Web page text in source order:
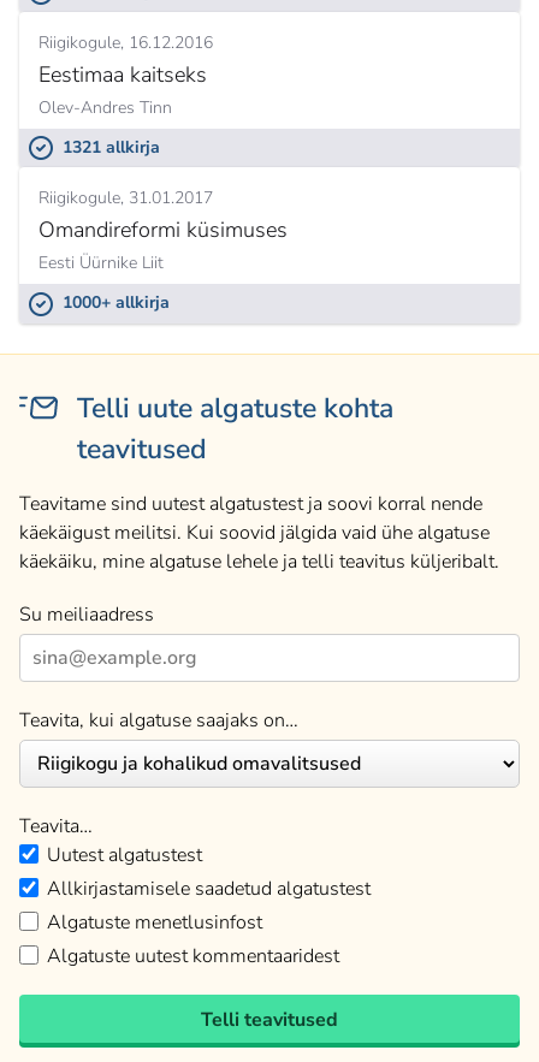
Riigikogule 16.12.2016
Eestimaa kaitseks
Olev-Andres Tinn
1321 allkirja
Riigikogule 31.01.2017
Omandireformi küsimuses
Eesti Üürnike Liit
1000+ allkirja
Telli uute algatuste kohta
teavitused
Teavitame sind uutest algatustest ja soovi korral nende
käekäigust meilitsi. Kui soovid jälgida vaid ühe algatuse
käekäiku, mine algatuse lehele ja telli teavitus küljeribalt.
Su meiliaadress
Teavita, kui algatuse saajaks on…
Teavita…
Uutest algatustest
Allkirjastamisele saadetud algatustest
Algatuste menetlusinfost
Algatuste uutest kommentaaridest
Telli teavitused